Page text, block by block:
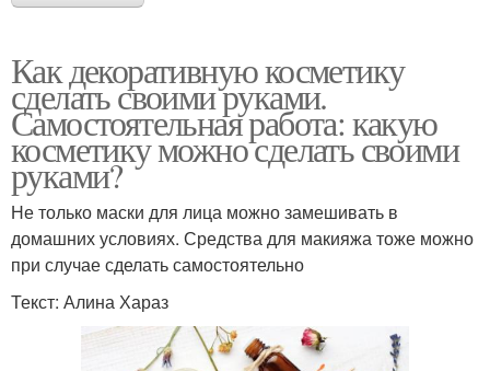
Как декоративную косметику
сделать своими руками.
Самостоятельная работа: какую
косметику можно сделать своими
руками?
Не только маски для лица можно замешивать в
домашних условиях. Средства для макияжа тоже можно
при случае сделать самостоятельно
Текст: Алина Хараз